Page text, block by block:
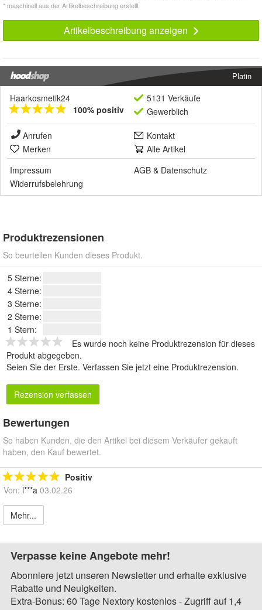
* maschinell aus der Artikelbeschreibung erstellt
Artikelbeschreibung anzeigen
Platin
Haarkosmetik24
100% positiv
5131 Verkäufe
Gewerblich
Anrufen
Kontakt
Merken
Alle Artikel
Impressum
AGB & Datenschutz
Widerrufsbelehrung
Produktrezensionen
So beurteilen Kunden dieses Produkt.
5 Sterne:
4 Sterne:
3 Sterne:
2 Sterne:
1 Stern:
Es wurde noch keine Produktrezension für dieses
Produkt abgegeben.
Seien Sie der Erste. Verfassen Sie jetzt eine Produktrezension.
Rezension verfassen
Bewertungen
So haben Kunden, die den Artikel bei diesem Verkäufer gekauft
haben, den Kauf bewertet.
Positiv
Von: l***a 03.02.26
Mehr...
Verpasse keine Angebote mehr!
Abonniere jetzt unseren Newsletter und erhalte exklusive
Rabatte und Neuigkeiten.
Extra-Bonus: 60 Tage Nextory kostenlos - Zugriff auf 1,4